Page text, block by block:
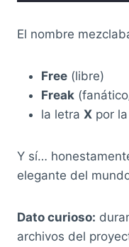
El nombre
Free (libre)
Freak
la letra X por
Y sí…
elegante del
Dato curioso:
archivos del